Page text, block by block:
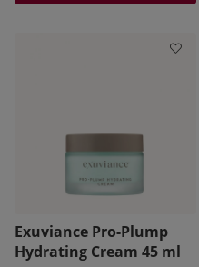
Exuviance Pro-Plump
Hydrating Cream 45 ml